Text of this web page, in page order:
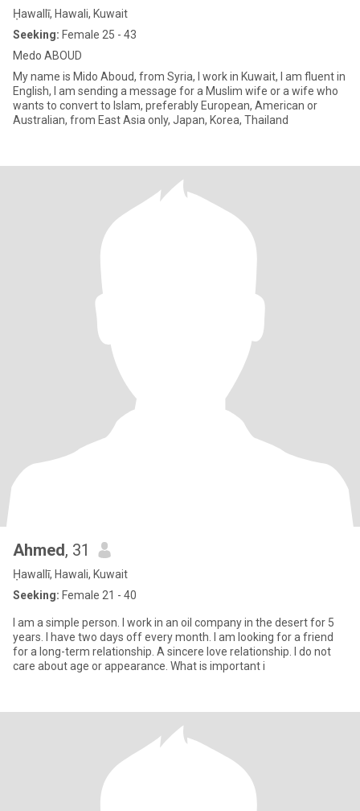
Ḥawallī, Hawali, Kuwait
Seeking: Female 25 - 43
Medo ABOUD
My name is Mido Aboud, from Syria, I work in Kuwait, I am fluent in
English, I am sending a message for a Muslim wife or a wife who
wants to convert to Islam, preferably European, American or
Australian, from East Asia only, Japan, Korea, Thailand
Ahmed, 31
Ḥawallī, Hawali, Kuwait
Seeking: Female 21 - 40
I am a simple person. I work in an oil company in the desert for 5
years. I have two days off every month. I am looking for a friend
for a long-term relationship. A sincere love relationship. I do not
care about age or appearance. What is important i